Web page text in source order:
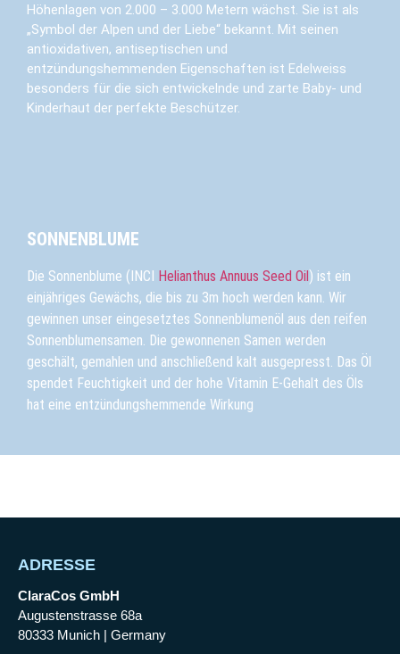
Höhenlagen von 2.000 – 3.000 Metern wächst. Sie ist als
„Symbol der Alpen und der Liebe“ bekannt. Mit seinen
antioxidativen, antiseptischen und
entzündungshemmenden Eigenschaften ist Edelweiss
besonders für die sich entwickelnde und zarte Baby- und
Kinderhaut der perfekte Beschützer.
SONNENBLUME
Die Sonnenblume (INCI Helianthus Annuus Seed Oil) ist ein
einjähriges Gewächs, die bis zu 3m hoch werden kann. Wir
gewinnen unser eingesetztes Sonnenblumenöl aus den reifen
Sonnenblumensamen. Die gewonnenen Samen werden
geschält, gemahlen und anschließend kalt ausgepresst. Das Öl
spendet Feuchtigkeit und der hohe Vitamin E-Gehalt des Öls
hat eine entzündungshemmende Wirkung
ADRESSE
ClaraCos GmbH
Augustenstrasse 68a
80333 Munich | Germany